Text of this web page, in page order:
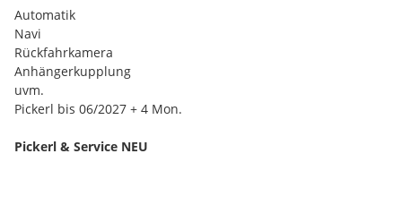
Automatik
Navi
Rückfahrkamera
Anhängerkupplung
uvm.
Pickerl bis 06/2027 + 4 Mon.
Pickerl & Service NEU